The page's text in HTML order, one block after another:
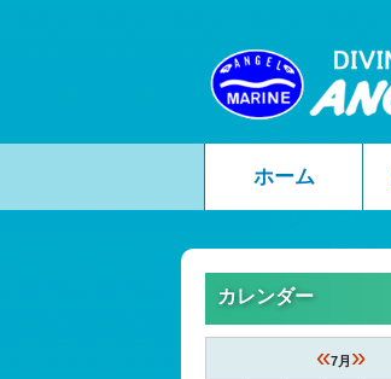
ホーム
カレンダー
«7月 »